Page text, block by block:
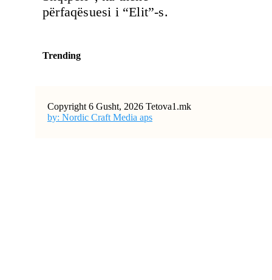
përfaqësuesi i “Elit”-s.
Trending
Copyright 6 Gusht, 2026 Tetova1.mk
by: Nordic Craft Media aps